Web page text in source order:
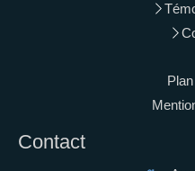
Contact